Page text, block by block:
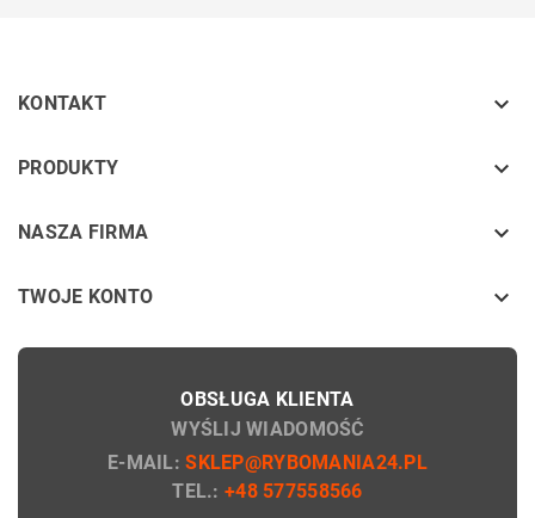
KONTAKT 
PRODUKTY keyboard_arrow_down
NASZA FIRMA keyboard_arrow_down
TWOJE KONTO 
OBSŁUGA KLIENTA
WYŚLIJ WIADOMOŚĆ
E-MAIL:SKLEP@RYBOMANIA24.PL
TEL.:+48 577558566